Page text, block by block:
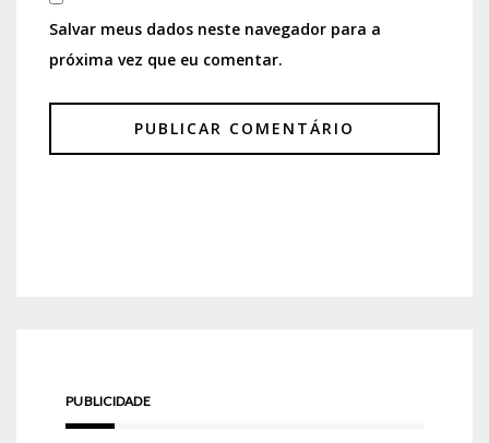
Salvar meus dados neste navegador para a
próxima vez que eu comentar.
PUBLICIDADE